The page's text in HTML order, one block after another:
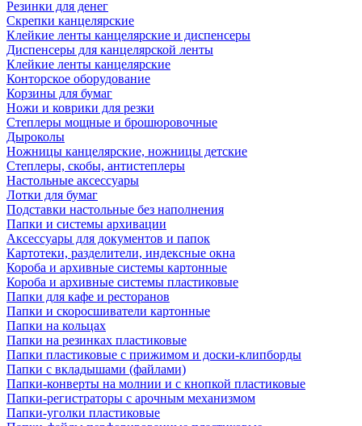
Резинки для денег
Скрепки канцелярские
Клейкие ленты канцелярские и диспенсеры
Диспенсеры для канцелярской ленты
Клейкие ленты канцелярские
Конторское оборудование
Корзины для бумаг
Ножи и коврики для резки
Степлеры мощные и брошюровочные
Дыроколы
Ножницы канцелярские, ножницы детские
Степлеры, скобы, антистеплеры
Настольные аксессуары
Лотки для бумаг
Подставки настольные без наполнения
Папки и системы архивации
Аксессуары для документов и папок
Картотеки, разделители, индексные окна
Короба и архивные системы картонные
Короба и архивные системы пластиковые
Папки для кафе и ресторанов
Папки и скоросшиватели картонные
Папки на кольцах
Папки на резинках пластиковые
Папки пластиковые с прижимом и доски-клипборды
Папки с вкладышами (файлами)
Папки-конверты на молнии и с кнопкой пластиковые
Папки-регистраторы с арочным механизмом
Папки-уголки пластиковые